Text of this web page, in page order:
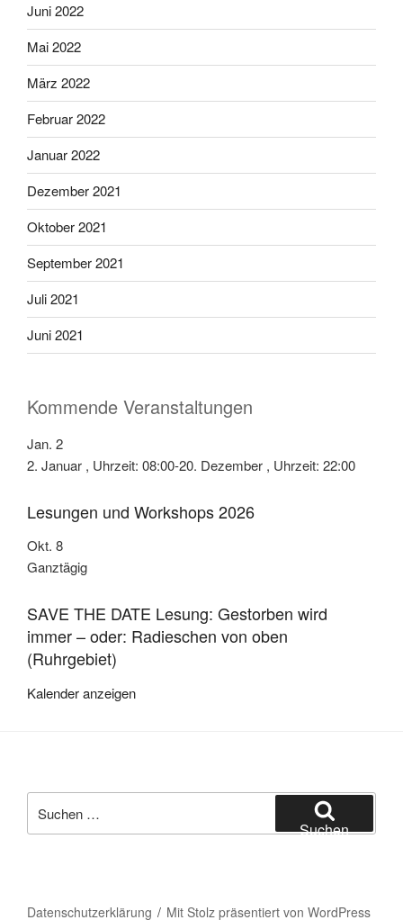
Juni 2022
Mai 2022
März 2022
Februar 2022
Januar 2022
Dezember 2021
Oktober 2021
September 2021
Juli 2021
Juni 2021
Kommende Veranstaltungen
Jan. 2
2. Januar , Uhrzeit: 08:00-20. Dezember , Uhrzeit: 22:00
Lesungen und Workshops 2026
Okt. 8
Ganztägig
SAVE THE DATE Lesung: Gestorben wird
immer – oder: Radieschen von oben
(Ruhrgebiet)
Kalender anzeigen
nach:
Suchen
Datenschutzerklärung Mit Stolz präsentiert von WordPress